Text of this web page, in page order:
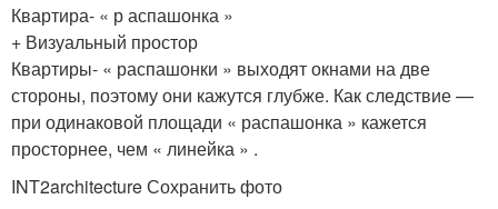
Квартира- « р аспашонка »
+ Визуальный простор
Квартиры- « распашонки » выходят окнами на две
стороны, поэтому они кажутся глубже. Как следствие —
при одинаковой площади « распашонка » кажется
просторнее, чем « линейка » .
INT2architecture Сохранить фото